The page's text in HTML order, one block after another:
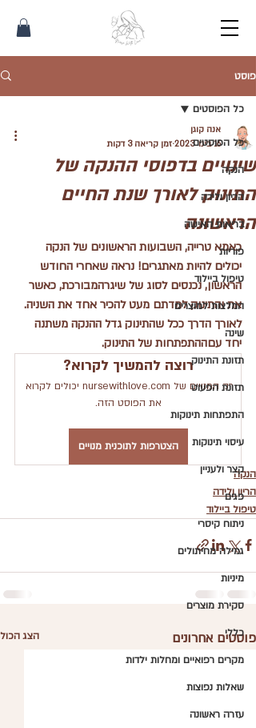
פוסט
כל הפוסטים
הנקה
הריון ולידה
בריאות האישה
פוריות
טיפול ביילוד
המלצות למוצרים
שינה
תזונת התינוק
תזונת הפעוט
התפתחות תינוקות
עיסוי תינוקות
קצר ולעניין
פגים
ניתוח קיסרי
גמילה מחיתולים
מיניות
סקירת מוצרים
כללי
מקרים רפואיים ומחלות ילדות
שאלות נפוצות
עזרה ראשונה
כל הפוסטים
שינויים בדפוסי ההנקה של
התינוק לאורך שנת החיים
הראשונה
אנה קוגן
16 בינו׳ 2023
זמן קריאה 3 דקות
כאמא טרייה, השבועות הראשונים של הנקה
יכולים להיות מאתגרים! נראה שאחרי החודש
הראשון, נכנסים לסוג של שיגרהמבורכת, כאשר
את והתינוק למדתם מעט להכיר אחד את השניה.
לאורך הדרך ככל שהתינוק גדל ההנקה משתנה
יחד עםההתפתחות של התינוק.
רוצה להמשיך לקרוא?
רק המנויים של nursewithlove.com יכולים לקרוא
את הפוסט הזה.
הצטרפות לתוכנית מנויים
הנקה
הריון ולידה
טיפול ביילוד
פוסטים אחרונים הצג הכול